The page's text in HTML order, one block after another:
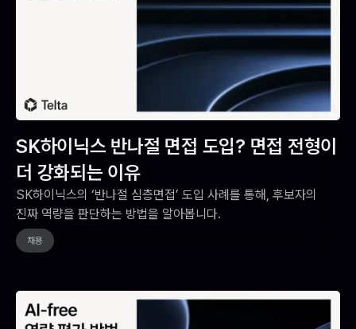
SK하이닉스 반나절 면접 도입? 면접 전형이
더 강화되는 이유
SK하이닉스의 ‘반나절 심층면접’ 도입 사례를 통해, 후보자의
진짜 역량을 판단하는 방법을 알아봅니다.
채용